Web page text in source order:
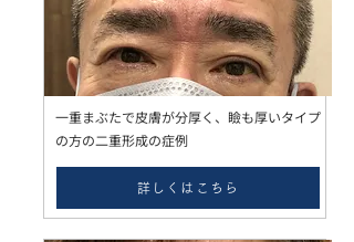
一重まぶたで皮膚が分厚く、瞼も厚いタイプ
の方の二重形成の症例
詳しくはこちら